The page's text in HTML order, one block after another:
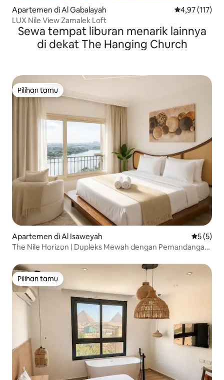
Apartemen di Al Gabalayah Nilai rata-rata
4,97 (117)
LUX Nile View Zamalek Loft
Sewa tempat liburan menarik lainnya
di dekat The Hanging Church
Pilihan tamu
Pilihan tamu
Apartemen di Al Isaweyah Nilai
5 (5)
The Nile Horizon | Dupleks Mewah dengan Pemandangan
Pilihan tamu
Pilihan tamu